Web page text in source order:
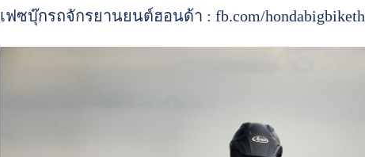
เฟซบุ๊กรถจักรยานยนต์ฮอนด้า : fb.com/hondabigbiketh